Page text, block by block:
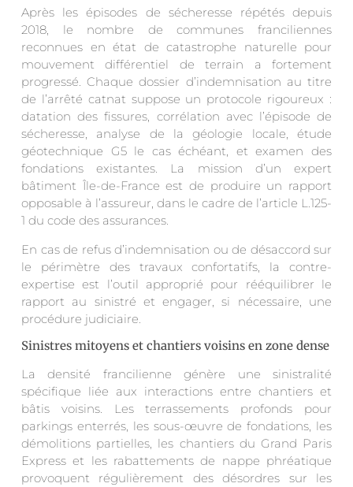
Après les épisodes de sécheresse répétés depuis
2018, le nombre de communes franciliennes
reconnues en état de catastrophe naturelle pour
mouvement différentiel de terrain a fortement
progressé. Chaque dossier d’indemnisation au titre
de l’arrêté catnat suppose un protocole rigoureux :
datation des fissures, corrélation avec l’épisode de
sécheresse, analyse de la géologie locale, étude
géotechnique G5 le cas échéant, et examen des
fondations existantes. La mission d’un expert
bâtiment Île-de-France est de produire un rapport
opposable à l’assureur, dans le cadre de l’article L.125-
1 du code des assurances.
En cas de refus d’indemnisation ou de désaccord sur
le périmètre des travaux confortatifs, la contre-
expertise est l’outil approprié pour rééquilibrer le
rapport au sinistré et engager, si nécessaire, une
procédure judiciaire.
Sinistres mitoyens et chantiers voisins en zone dense
La densité francilienne génère une sinistralité
spécifique liée aux interactions entre chantiers et
bâtis voisins. Les terrassements profonds pour
parkings enterrés, les sous-œuvre de fondations, les
démolitions partielles, les chantiers du Grand Paris
Express et les rabattements de nappe phréatique
provoquent régulièrement des désordres sur les